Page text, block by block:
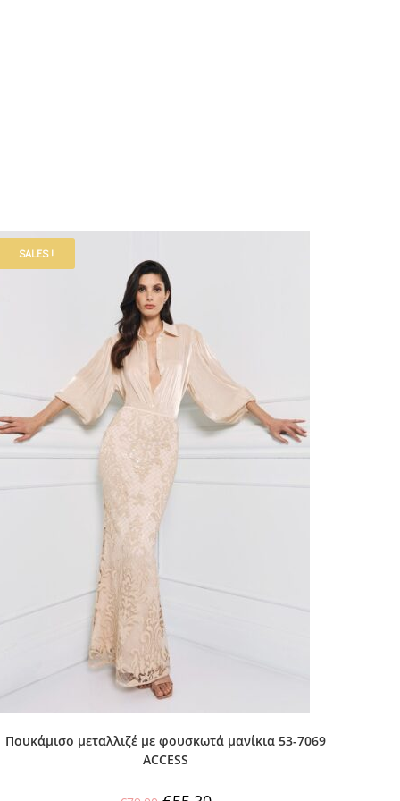
SALES !
Πουκάμισο μεταλλιζέ με φουσκωτά μανίκια 53-7069
ACCESS